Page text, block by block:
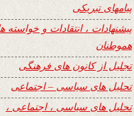
پیامهای تبریکی
پیشنهادات ، انتقادات و خواسته
هموطنان
تجلیل از کانون های فرهنگی
تحلیل های سیاسی – اجتماعی
تحلیل های سیاسی ، اجتماعی ،